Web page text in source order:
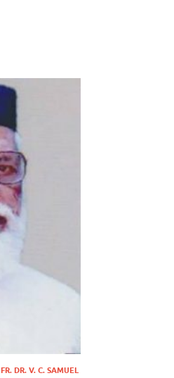
FR. DR. V. C. SAMUEL